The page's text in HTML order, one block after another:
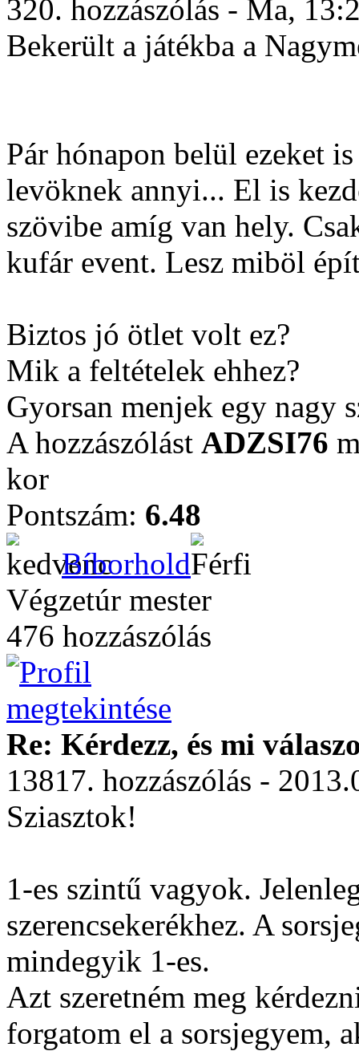
320. hozzászólás - Ma,
Bekerült a játékba a
Pár hónapon belül ezeket
levöknek annyi... El is
szövibe amíg van hely.
kufár event. Lesz miböl
Biztos jó ötlet volt ez?
Mik a feltételek ehhez?
Gyorsan menjek egy nagy
A hozzászólást ADZSI76
kor
Pontszám: 6.48
Bíborhold
Végzetúr mester
476 hozzászólás
Re: Kérdezz, és mi
13817. hozzászólás -
Sziasztok!
1-es szintű vagyok.
szerencsekerékhez. A
mindegyik 1-es.
Azt szeretném meg
forgatom el a sorsjegyem,